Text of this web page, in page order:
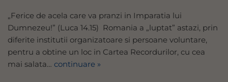
„Ferice de acela care va pranzi in Imparatia lui
Dumnezeu!” (Luca 14.15) Romania a „luptat” astazi, prin
diferite institutii organizatoare si persoane voluntare,
pentru a obtine un loc in Cartea Recordurilor, cu cea
mai salata… continuare »